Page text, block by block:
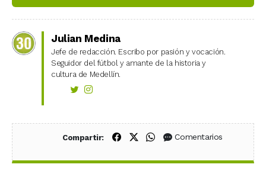
Julian Medina
Jefe de redacción. Escribo por pasión y vocación.
Seguidor del fútbol y amante de la historia y
cultura de Medellín.
Compartir: Compartir en Facebook
Compartir en X (Twitter)
Compartir en WhatsApp
Comentarios